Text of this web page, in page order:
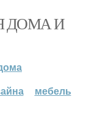
ДОМА И
мебель